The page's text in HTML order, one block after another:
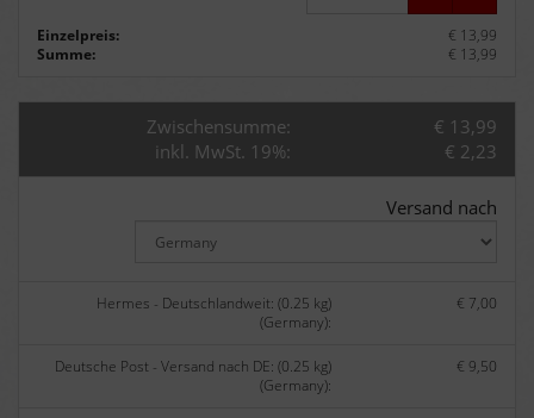
Einzelpreis:
€ 13,99
Summe:
€ 13,99
Zwischensumme:
€ 13,99
inkl. MwSt. 19%:
€ 2,23
Versand nach
Hermes - Deutschlandweit: (0.25 kg)
(Germany):
€ 7,00
Deutsche Post - Versand nach DE: (0.25 kg)
(Germany):
€ 9,50